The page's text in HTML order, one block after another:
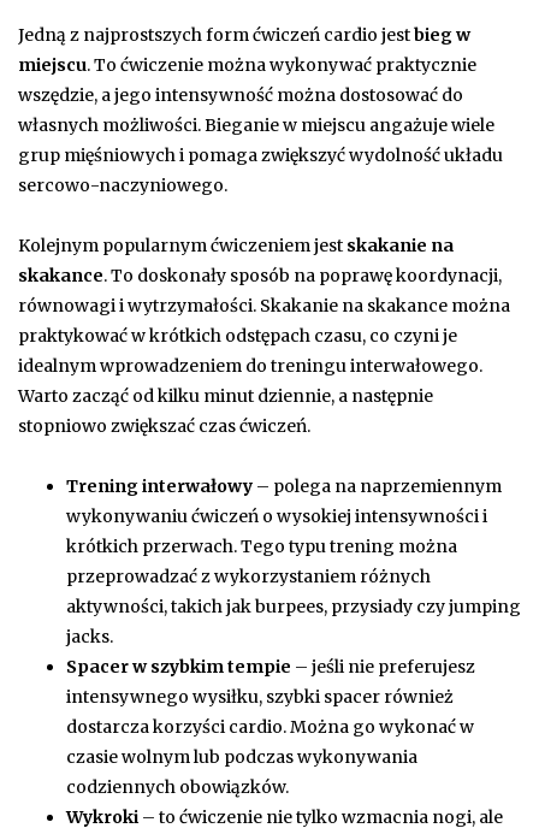
Jedną z najprostszych form ćwiczeń cardio jestbieg w
miejscu. To ćwiczenie można wykonywać praktycznie
wszędzie, a jego intensywność można dostosować do
własnych możliwości. Bieganie w miejscu angażuje wiele
grup mięśniowych i pomaga zwiększyć wydolność układu
sercowo-naczyniowego.
Kolejnym popularnym ćwiczeniem jest skakanie na
skakance. To doskonały sposób na poprawę koordynacji,
równowagi i wytrzymałości. Skakanie na skakance można
praktykować w krótkich odstępach czasu, co czyni je
idealnym wprowadzeniem do treningu interwałowego.
Warto zacząć od kilku minut dziennie, a następnie
stopniowo zwiększać czas ćwiczeń.
Trening interwałowy – polega na naprzemiennym
wykonywaniu ćwiczeń o wysokiej intensywności i
krótkich przerwach. Tego typu trening można
przeprowadzać z wykorzystaniem różnych
aktywności, takich jak burpees, przysiady czy jumping
jacks.
Spacer w szybkim tempie – jeśli nie preferujesz
intensywnego wysiłku, szybki spacer również
dostarcza korzyści cardio. Można go wykonać w
czasie wolnym lub podczas wykonywania
codziennych obowiązków.
Wykroki – to ćwiczenie nie tylko wzmacnia nogi, ale